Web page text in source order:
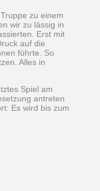
zu einem
wir zu lässig in
Erst mit
auf die
führte. So
Alles in
Spiel am
antreten
Es wird bis zum